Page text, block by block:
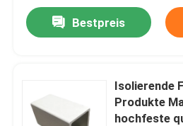
Bestpreis
Isolierende
Produkte
hochfeste